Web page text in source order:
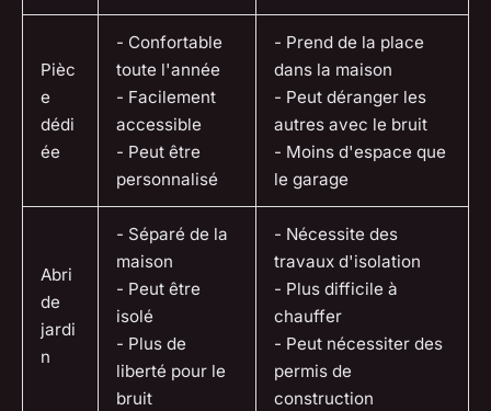
Pièc
e
dédi
ée
- Confortable
toute l'année
- Facilement
accessible
- Peut être
personnalisé
- Prend de la place
dans la maison
- Peut déranger les
autres avec le bruit
- Moins d'espace que
le garage
Abri
de
jardi
n
- Séparé de la
maison
- Peut être
isolé
- Plus de
liberté pour le
bruit
- Nécessite des
travaux d'isolation
- Plus difficile à
chauffer
- Peut nécessiter des
permis de
construction